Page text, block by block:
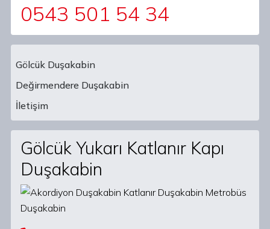
0543 501 54 34
Main Navigation
Gölcük Duşakabin
Değirmendere Duşakabin
İletişim
Gölcük Yukarı Katlanır Kapı
Duşakabin